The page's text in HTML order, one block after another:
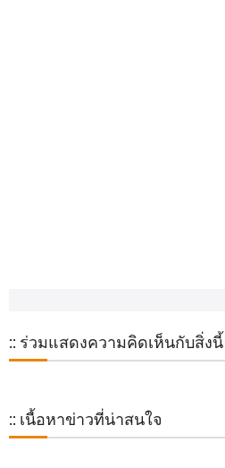
:: ร่วมแสดงความคิดเห็นกับสิ่งนี้
:: เนื้อหาข่าวที่น่าสนใจ